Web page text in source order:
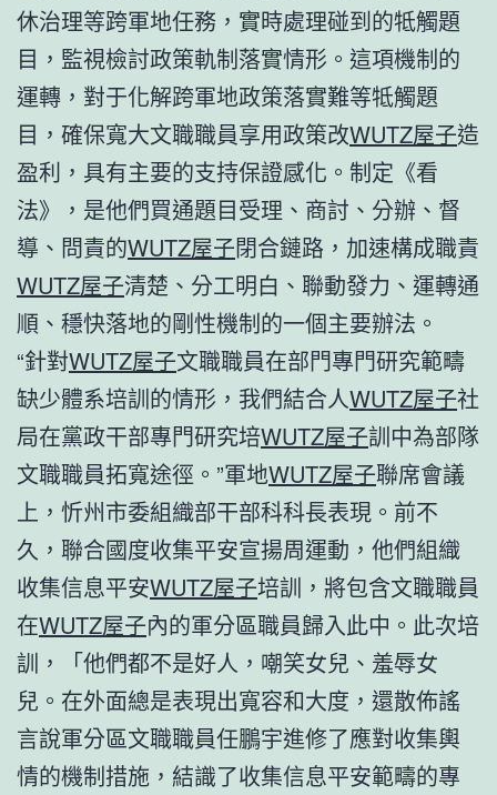
休治理等跨軍地任務，實時處理碰到的牴觸題
目，監視檢討政策軌制落實情形。這項機制的
運轉，對于化解跨軍地政策落實難等牴觸題
目，確保寬大文職職員享用政策改WUTZ屋子造
盈利，具有主要的支持保證感化。制定《看
法》，是他們買通題目受理、商討、分辦、督
導、問責的WUTZ屋子閉合鏈路，加速構成職責
WUTZ屋子清楚、分工明白、聯動發力、運轉通
順、穩快落地的剛性機制的一個主要辦法。
“針對WUTZ屋子文職職員在部門專門研究範疇
缺少體系培訓的情形，我們結合人WUTZ屋子社
局在黨政干部專門研究培WUTZ屋子訓中為部隊
文職職員拓寬途徑。”軍地WUTZ屋子聯席會議
上，忻州市委組織部干部科科長表現。前不
久，聯合國度收集平安宣揚周運動，他們組織
收集信息平安WUTZ屋子培訓，將包含文職職員
在WUTZ屋子內的軍分區職員歸入此中。此次培
訓，「他們都不是好人，嘲笑女兒、羞辱女
兒。在外面總是表現出寬容和大度，還散佈謠
言說軍分區文職職員任鵬宇進修了應對收集輿
情的機制措施，結識了收集信息平安範疇的專